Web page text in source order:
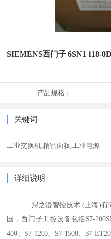
SIEMENS西门子 6SN1 118-
产品规格：
关键词
工业交换机,精智面板,工业电源
详细说明
浔之漫智控技术 (上海)有限
国，西门子工控设备包括S7-
400、S7-1200、S7-1500、S7-